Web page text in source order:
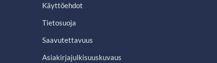
Käyttöehdot
Tietosuoja
Saavutettavuus
Asiakirjajulkisuuskuvaus